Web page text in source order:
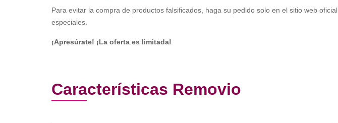
Para evitar la compra de productos falsificados, haga su pedido solo en el sitio web
especiales.
¡Apresúrate! ¡La oferta es limitada!
Características Removio